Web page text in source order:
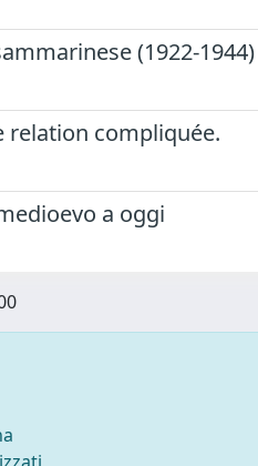
(1922-1944)
relation compliquée.
a oggi